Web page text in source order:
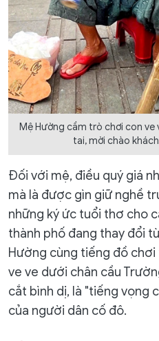
Mệ Hường cầm trò chơi con
tai, mời chào
Đối với mệ, điều quý giá
mà là được gìn giữ nghề
những ký ức tuổi thơ cho
thành phố đang thay đổi
Hường cùng tiếng đồ
ve ve dưới chân cầu
cắt bình dị, là "tiếng vọng
của người dân cố đô.